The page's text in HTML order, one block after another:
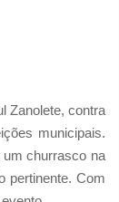
Zanolete, contra
municipais.
churrasco na
pertinente. Com